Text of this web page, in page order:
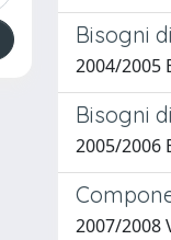
Bisogni
2004/2005
Bisogni
2005/2006
2007/2008